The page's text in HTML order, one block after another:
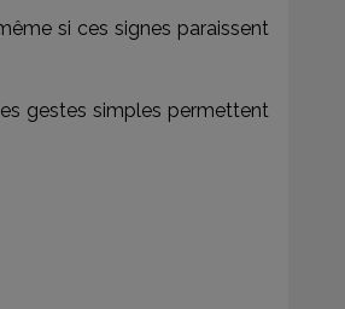
si ces signes paraissent
gestes simples permettent